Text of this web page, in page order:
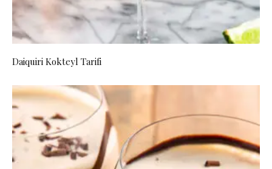
Daiquiri Kokteyl Tarifi